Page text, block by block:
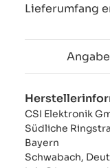
Lieferumfang
CSI Elektronik
Südliche
Bayern
Schwabach,